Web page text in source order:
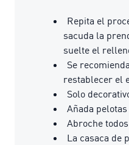
Repita el
sacuda la
suelte el
Se
restablecer el
Solo
Añada
Abroche
La casaca de